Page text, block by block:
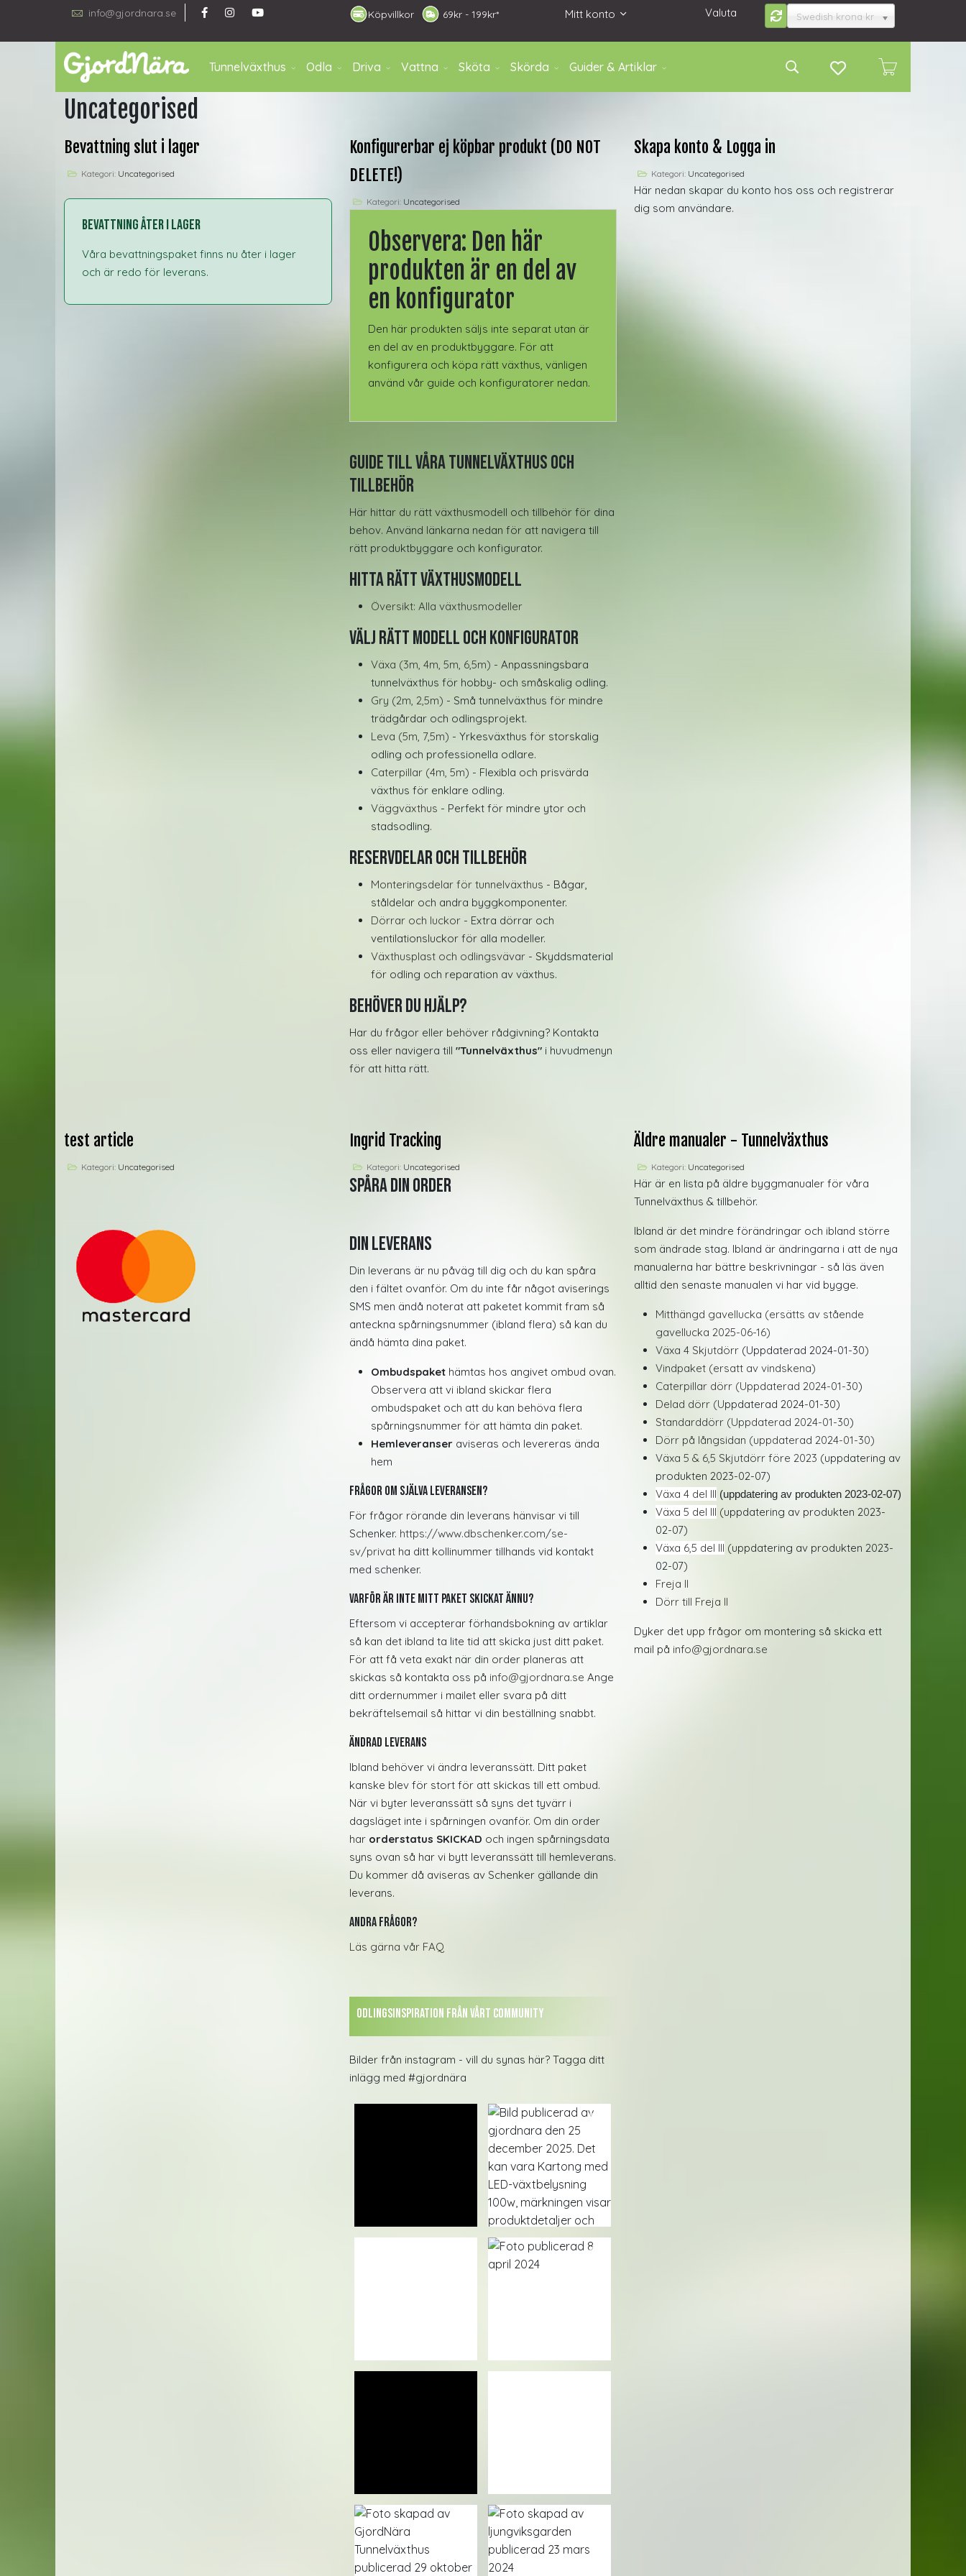
info@gjordnara.se Mitt konto
69kr - 199kr*
Köpvillkor Valuta Swedish krona kr
Tunnelväxthus Odla Driva Vattna Sköta Skörda Guider & Artiklar
Uncategorised
Bevattning slut i lager
Kategori: Uncategorised
Bevattning åter i lager
Våra bevattningspaket finns nu åter i lager
och är redo för leverans.
Konfigurerbar ej köpbar produkt (DO NOT
DELETE!)
Kategori: Uncategorised
Observera: Den här
produkten är en del av
en konfigurator
Den här produkten säljs inte separat utan är
en del av en produktbyggare. För att
konfigurera och köpa rätt växthus, vänligen
använd vår guide och konfiguratorer nedan.
Guide till våra tunnelväxthus och
tillbehör
Här hittar du rätt växthusmodell och tillbehör för dina
behov. Använd länkarna nedan för att navigera till
rätt produktbyggare och konfigurator.
Hitta rätt växthusmodell
Översikt: Alla växthusmodeller
Välj rätt modell och konfigurator
Växa (3m, 4m, 5m, 6,5m) - Anpassningsbara
tunnelväxthus för hobby- och småskalig odling.
Gry (2m, 2,5m) - Små tunnelväxthus för mindre
trädgårdar och odlingsprojekt.
Leva (5m, 7,5m) - Yrkesväxthus för storskalig
odling och professionella odlare.
Caterpillar (4m, 5m) - Flexibla och prisvärda
växthus för enklare odling.
Väggväxthus - Perfekt för mindre ytor och
stadsodling.
Reservdelar och tillbehör
Monteringsdelar för tunnelväxthus - Bågar,
ståldelar och andra byggkomponenter.
Dörrar och luckor- Extra dörrar och
ventilationsluckor för alla modeller.
Växthusplast och odlingsvävar- Skyddsmaterial
för odling och reparation av växthus.
Behöver du hjälp?
Har du frågor eller behöver rådgivning? Kontakta
oss eller navigera till "Tunnelväxthus"i huvudmenyn
för att hitta rätt.
Skapa konto & Logga in
Kategori: Uncategorised
Här nedan skapar du konto hos oss och registrerar
dig som användare.
test article
Kategori: Uncategorised
Ingrid Tracking
Kategori: Uncategorised
Spåra din order
Din leverans
Din leverans är nu påväg till dig och du kan spåra
den i fältet ovanför. Om du inte får något aviserings
SMS men ändå noterat att paketet kommit fram så
anteckna spårningsnummer (ibland flera) så kan du
ändå hämta dina paket.
Ombudspakethämtas hos angivet ombud ovan.
Observera att vi ibland skickar flera
ombudspaket och att du kan behöva flera
spårningsnummer för att hämta din paket.
Hemleveranser aviseras och levereras ända
hem
Frågor om själva leveransen?
För frågor rörande din leverans hänvisar vi till
Schenker. https://www.dbschenker.com/se-
sv/privatha ditt kollinummer tillhands vid kontakt
med schenker.
Varför är inte mitt paket skickat ännu?
Eftersom vi accepterar förhandsbokning av artiklar
så kan det ibland ta lite tid att skicka just ditt paket.
För att få veta exakt när din order planeras att
skickas så kontakta oss på info@gjordnara.se Ange
ditt ordernummer i mailet eller svara på ditt
bekräftelsemail så hittar vi din beställning snabbt.
Ändrad leverans
Ibland behöver vi ändra leveranssätt. Ditt paket
kanske blev för stort för att skickas till ett ombud.
När vi byter leveranssätt så syns det tyvärr i
dagsläget inte i spårningen ovanför. Om din order
har orderstatus SKICKAD och ingen spårningsdata
syns ovan så har vi bytt leveranssätt till hemleverans.
Du kommer då aviseras av Schenker gällande din
leverans.
Andra frågor?
Läs gärna vår FAQ
Odlingsinspiration från vårt Community
Bilder från instagram - vill du synas här? Tagga ditt
inlägg med #gjordnära
Äldre manualer - Tunnelväxthus
Kategori: Uncategorised
Här är en lista på äldre byggmanualer för våra
Tunnelväxthus & tillbehör.
Ibland är det mindre förändringar och ibland större
som ändrade stag. Ibland är ändringarna i att de nya
manualerna har bättre beskrivningar - så läs även
alltid den senaste manualen vi har vid bygge.
Mitthängd gavellucka (ersätts av stående
gavellucka 2025-06-16)
Växa 4 Skjutdörr (Uppdaterad 2024-01-30)
Vindpaket (ersatt av vindskena)
Caterpillar dörr (Uppdaterad 2024-01-30)
Delad dörr (Uppdaterad 2024-01-30)
Standarddörr (Uppdaterad 2024-01-30)
Dörr på långsidan (uppdaterad 2024-01-30)
Växa 5 & 6,5 Skjutdörr före 2023 (uppdatering av
produkten 2023-02-07)
Växa 4 del III (uppdatering av produkten 2023-02-07)
Växa 5 del III (uppdatering av produkten 2023-
02-07)
Växa 6,5 del III (uppdatering av produkten 2023-
02-07)
Freja II
Dörr till Freja II
Dyker det upp frågor om montering så skicka ett
mail på info@gjordnara.se